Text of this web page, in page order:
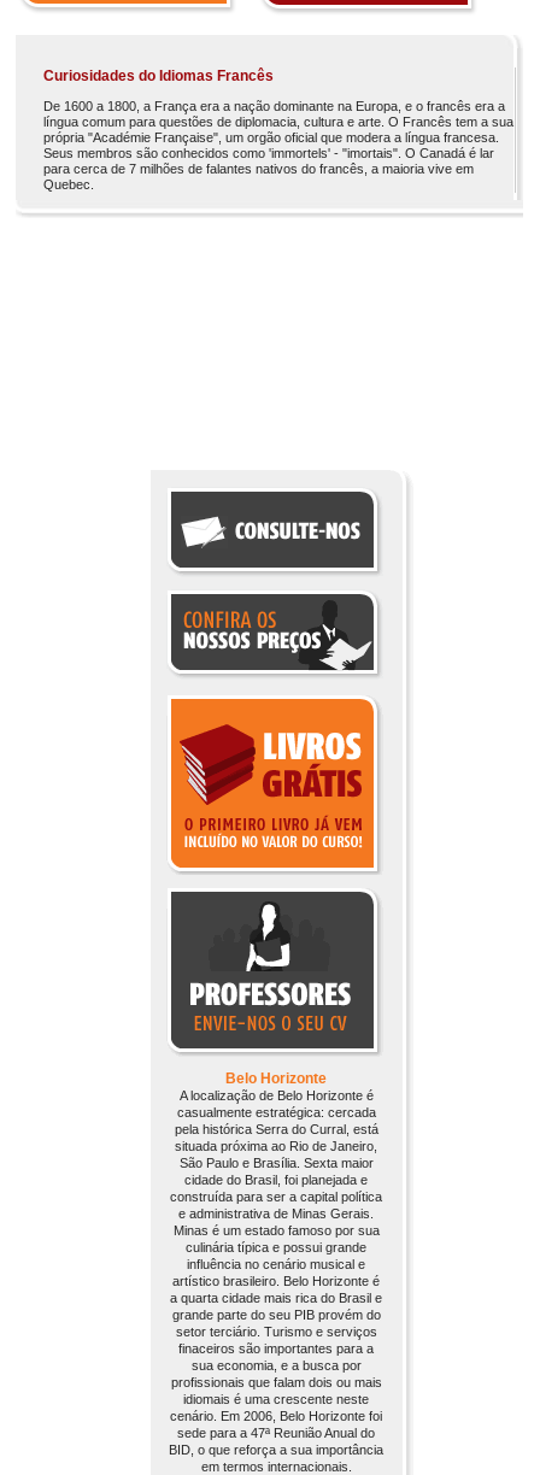
Curiosidades do Idiomas Francês
De 1600 a 1800, a França era a nação dominante na Europa, e o francês era a
língua comum para questões de diplomacia, cultura e arte. O Francês tem a sua
própria "Académie Française", um orgão oficial que modera a língua francesa.
Seus membros são conhecidos como 'immortels' - "imortais". O Canadá é lar
para cerca de 7 milhões de falantes nativos do francês, a maioria vive em
Quebec.
Belo Horizonte
A localização de Belo Horizonte é
casualmente estratégica: cercada
pela histórica Serra do Curral, está
situada próxima ao Rio de Janeiro,
São Paulo e Brasília. Sexta maior
cidade do Brasil, foi planejada e
construída para ser a capital política
e administrativa de Minas Gerais.
Minas é um estado famoso por sua
culinária típica e possui grande
influência no cenário musical e
artístico brasileiro. Belo Horizonte é
a quarta cidade mais rica do Brasil e
grande parte do seu PIB provém do
setor terciário. Turismo e serviços
finaceiros são importantes para a
sua economia, e a busca por
profissionais que falam dois ou mais
idiomais é uma crescente neste
cenário. Em 2006, Belo Horizonte foi
sede para a 47ª Reunião Anual do
BID, o que reforça a sua importância
em termos internacionais.